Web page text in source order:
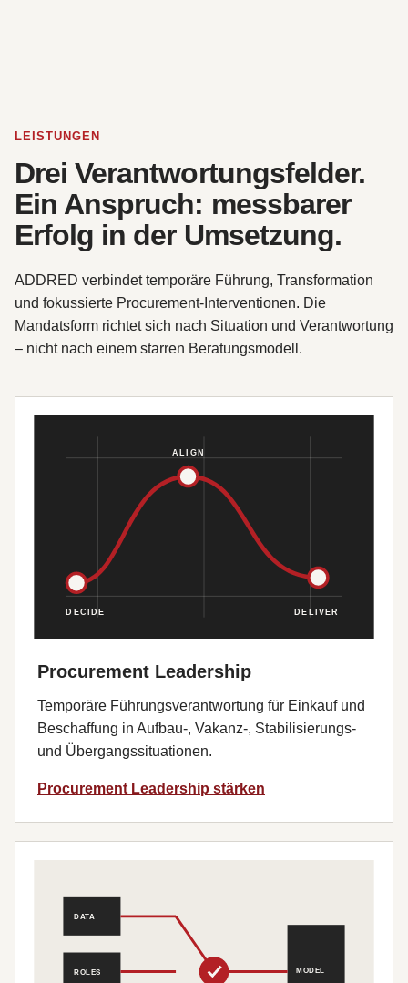
LEISTUNGEN
Drei Verantwortungsfelder.
Ein Anspruch: messbarer
Erfolg in der Umsetzung.
ADDRED verbindet temporäre Führung, Transformation
und fokussierte Procurement-Interventionen. Die
Mandatsform richtet sich nach Situation und Verantwortung
– nicht nach einem starren Beratungsmodell.
Procurement Leadership
Temporäre Führungsverantwortung für Einkauf und
Beschaffung in Aufbau-, Vakanz-, Stabilisierungs-
und Übergangssituationen.
Procurement Leadership stärken